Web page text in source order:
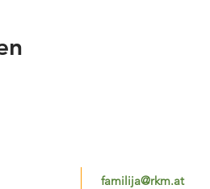
familija@rkm.at